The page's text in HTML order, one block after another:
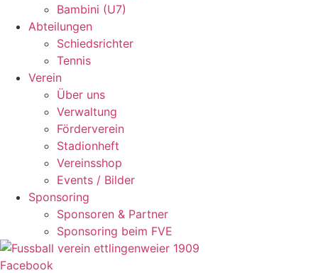
Bambini (U7)
Abteilungen
Schiedsrichter
Tennis
Verein
Über uns
Verwaltung
Förderverein
Stadionheft
Vereinsshop
Events / Bilder
Sponsoring
Sponsoren & Partner
Sponsoring beim FVE
Facebook